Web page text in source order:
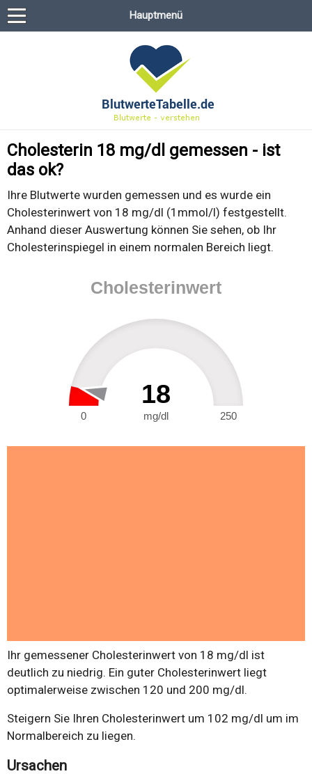
Hauptmenü
Cholesterin 18 mg/dl gemessen - ist
das ok?
Ihre Blutwerte wurden gemessen und es wurde ein
Cholesterinwert von 18 mg/dl (1mmol/l) festgestellt.
Anhand dieser Auswertung können Sie sehen, ob Ihr
Cholesterinspiegel in einem normalen Bereich liegt.
Cholesterinwert
18
mg/dl
0 250
Ihr gemessener Cholesterinwert von 18 mg/dl ist
deutlich zu niedrig. Ein guter Cholesterinwert liegt
optimalerweise zwischen 120 und 200 mg/dl.
Steigern Sie Ihren Cholesterinwert um 102 mg/dl um im
Normalbereich zu liegen.
Ursachen